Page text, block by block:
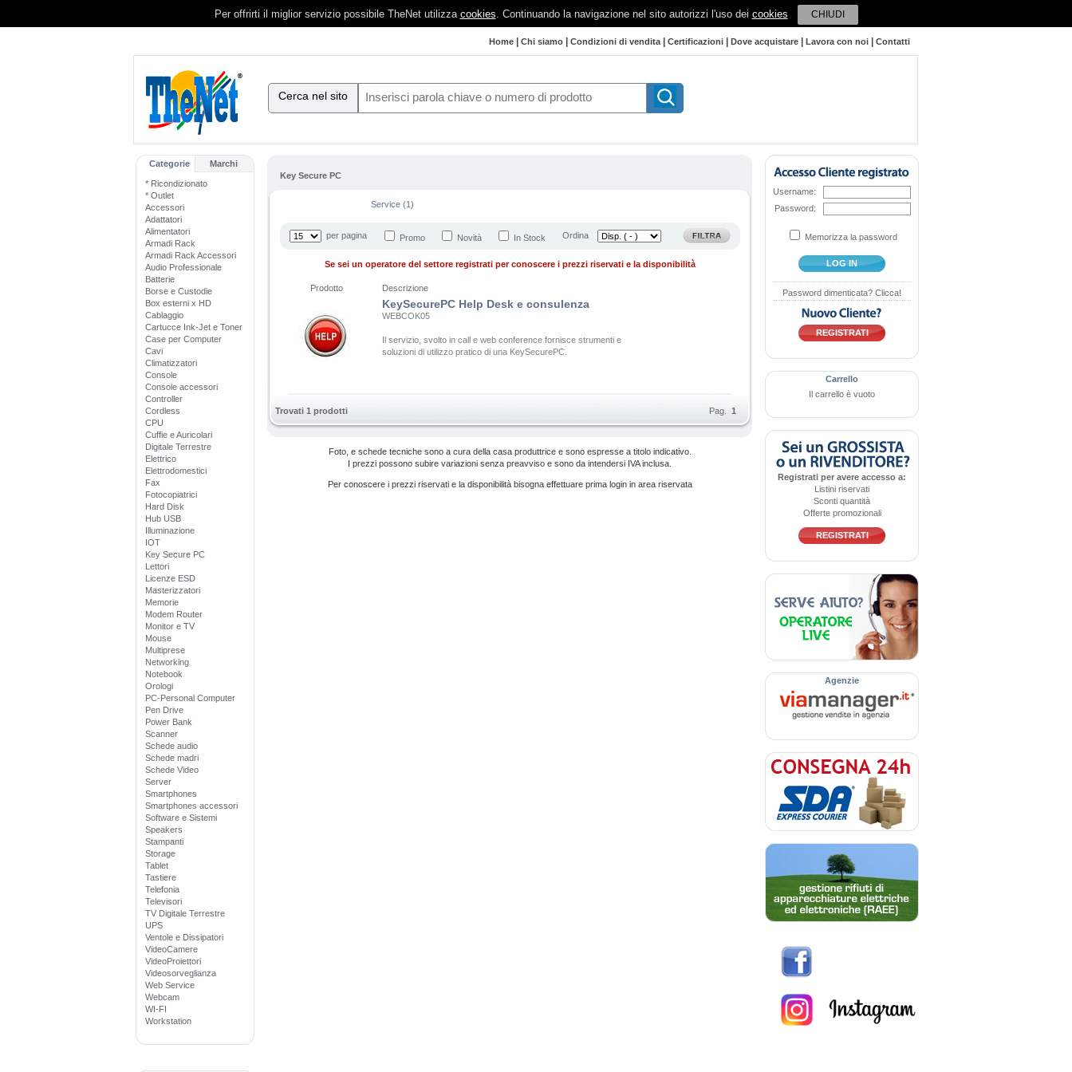
Per offrirti il miglior servizio possibile TheNet utilizza cookies. Continuando la navigazione nel sito autorizzi l'uso dei cookies CHIUDI
Home Chi siamo Condizioni di vendita| Certificazioni Dove acquistare Lavora con noi Contatti
Cerca nel sito
Categorie Marchi
* Ricondizionato
* Outlet
Accessori
Adattatori
Alimentatori
Armadi Rack
Armadi Rack Accessori
Audio Professionale
Batterie
Borse e Custodie
Box esterni x HD
Cablaggio
Cartucce Ink-Jet e Toner
Case per Computer
Cavi
Climatizzatori
Console
Console accessori
Controller
Cordless
CPU
Cuffie e Auricolari
Digitale Terrestre
Elettrico
Elettrodomestici
Fax
Fotocopiatrici
Hard Disk
Hub USB
Illuminazione
IOT
Key Secure PC
Lettori
Licenze ESD
Masterizzatori
Memorie
Modem Router
Monitor e TV
Mouse
Multiprese
Networking
Notebook
Orologi
PC-Personal Computer
Pen Drive
Power Bank
Scanner
Schede audio
Schede madri
Schede Video
Server
Smartphones
Smartphones accessori
Software e Sistemi
Speakers
Stampanti
Storage
Tablet
Tastiere
Telefonia
Televisori
TV Digitale Terrestre
UPS
Ventole e Dissipatori
VideoCamere
VideoProiettori
Videosorveglianza
Web Service
Webcam
WI-FI
Workstation
Key Secure PC
Service (1)
per pagina Promo Novità In Stock Ordina
Se sei un operatore del settore registrati per conoscere i prezzi riservati e la disponibilità
Prodotto Descrizione
KeySecurePC Help Desk e consulenza
WEBCOK05
Il servizio, svolto in call e web conference fornisce strumenti e
soluzioni di utilizzo pratico di una KeySecurePC.
Trovati 1 prodotti Pag. 1
Foto, e schede tecniche sono a cura della casa produttrice e sono espresse a titolo indicativo.
I prezzi possono subire variazioni senza preavviso e sono da intendersi IVA inclusa.
Per conoscere i prezzi riservati e la disponibilità bisogna effettuare prima login in area riservata
Username:
Password:
Memorizza la password
LOG IN
Password dimenticata? Clicca!
REGISTRATI
Carrello
Il carrello è vuoto
Registrati per avere accesso a:
Listini riservati
Sconti quantità
Offerte promozionali
REGISTRATI
Agenzie